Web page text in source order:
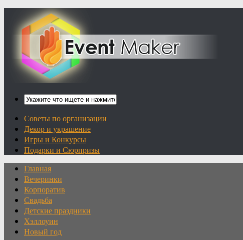
Советы по организации
Декор и украшение
Игры и Конкурсы
Подарки и Сюрпризы
Главная
Вечеринки
Корпоратив
Свадьба
Детские праздники
Хэллоуин
Новый год